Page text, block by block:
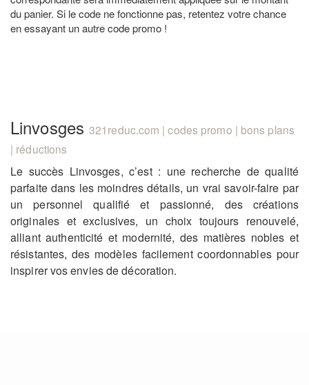
du panier. Si le code ne fonctionne pas, retentez votre chance
en essayant un autre code promo !
Linvosges 321reduc.com | codes promo | bons plans
| réductions
Le succès Linvosges, c’est : une recherche de qualité
parfaite dans les moindres détails, un vrai savoir-faire par
un personnel qualifié et passionné, des créations
originales et exclusives, un choix toujours renouvelé,
alliant authenticité et modernité, des matières nobles et
résistantes, des modèles facilement coordonnables pour
inspirer vos envies de décoration.